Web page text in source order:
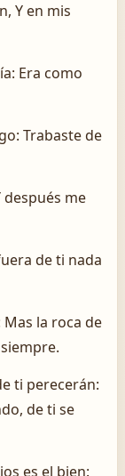
Y en mis
Era como
Trabaste de
me
de ti nada
la roca de
ti perecerán:
de ti se
es el bien: